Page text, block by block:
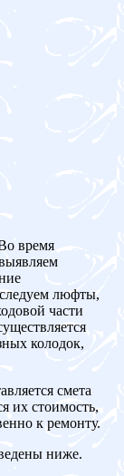
время
люфты,
части
колодок,
смета
их стоимость,
к ремонту.
ниже.